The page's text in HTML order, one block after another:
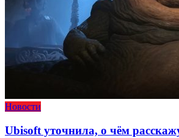
Новости
Ubisoft уточнила, о чём